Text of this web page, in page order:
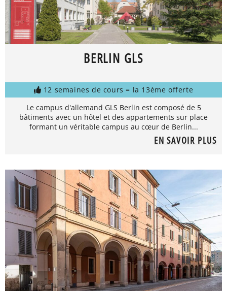
BERLIN GLS
12 semaines de cours = la 13ème offerte
Le campus d'allemand GLS Berlin est composé de 5
bâtiments avec un hôtel et des appartements sur place
formant un véritable campus au cœur de Berlin...
EN SAVOIR PLUS